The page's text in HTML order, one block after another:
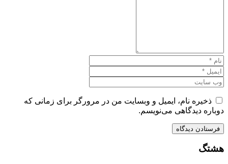
ذخیره نام، ایمیل و وبسایت من در مرورگر برای زمانی که
دوباره دیدگاهی می‌نویسم.
هشتگ